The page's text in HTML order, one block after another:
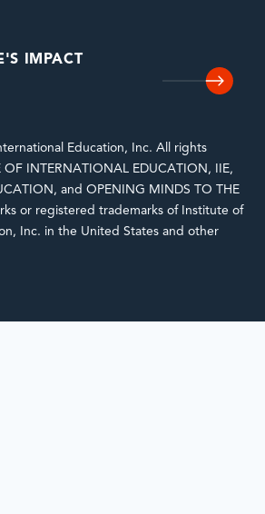
IMPACT
Education, Inc. All rights
OF INTERNATIONAL EDUCATION, IIE,
and OPENING MINDS TO THE
or registered trademarks of Institute of
Inc. in the United States and other